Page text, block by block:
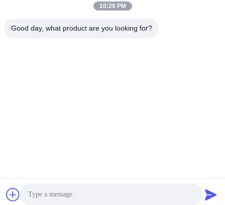
China Goede Kwaliteit Droge Mortierinstallatie Auteursrecht © 2018-2026
Zhengzhou MG Industrial Co.,Ltd Alle rechten voorbehouden.
10:29 PM
Good day, what product are you looking for?